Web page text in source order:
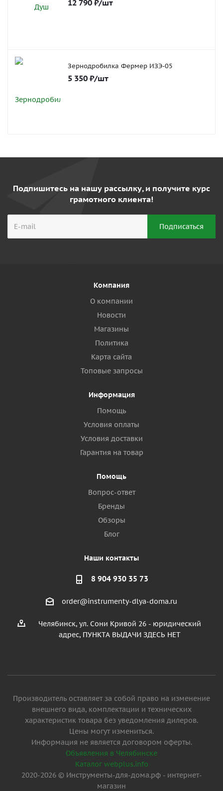
12 790 ₽/шт
Зернодробилка Фермер ИЗЭ-05
5 350 ₽/шт
Подпишитесь на нашу рассылку, и получите курс
грамотного клиента!
Компания
О компании
Новости
Магазины
Политика
Карта сайта
Топовые запросы
Информация
Помощь
Условия оплаты
Условия доставки
Гарантия на товар
Помощь
Вопрос-ответ
Бренды
Обзоры
Блог
Наши контакты
8 904 930 35 73
order@instrumenty-dlya-doma.ru
Челябинск, ул. Сони Кривой 26 - юридический
адрес, ПУНКТА ВЫДАЧИ ЗДЕСЬ НЕТ
Производитель оставляет за собой право на изменение
внешнего вида, комплектации и технических
характеристик товара без уведомления дилеров.
Цены могут измениться.
Информация не является договором оферты.
Объявления в Челябинске
Каталог webplus.info
2020-2026 © Инструменты-для-дома.рф - интернет-
магазин